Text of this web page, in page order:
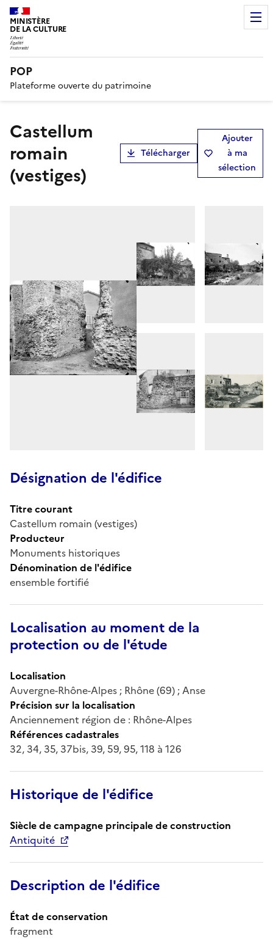
MINISTÈRE
DE LA CULTURE
POP
Plateforme ouverte du patrimoine
Castellum
romain
(vestiges)
Télécharger
Ajouter
à ma
sélection
Désignation de l'édifice
Titre courant
Castellum romain (vestiges)
Producteur
Monuments historiques
Dénomination de l'édifice
ensemble fortifié
Localisation au moment de la
protection ou de l'étude
Localisation
Auvergne-Rhône-Alpes ; Rhône (69) ; Anse
Précision sur la localisation
Anciennement région de : Rhône-Alpes
Références cadastrales
32, 34, 35, 37bis, 39, 59, 95, 118 à 126
Historique de l'édifice
Siècle de campagne principale de construction
Antiquité
Description de l'édifice
État de conservation
fragment